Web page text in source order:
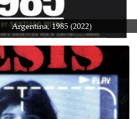
Argentina, 1985 (2022)